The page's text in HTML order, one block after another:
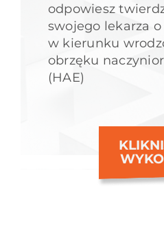
odpowiesz
swojego lekarza
w kierunku
obrzęku
(HAE)